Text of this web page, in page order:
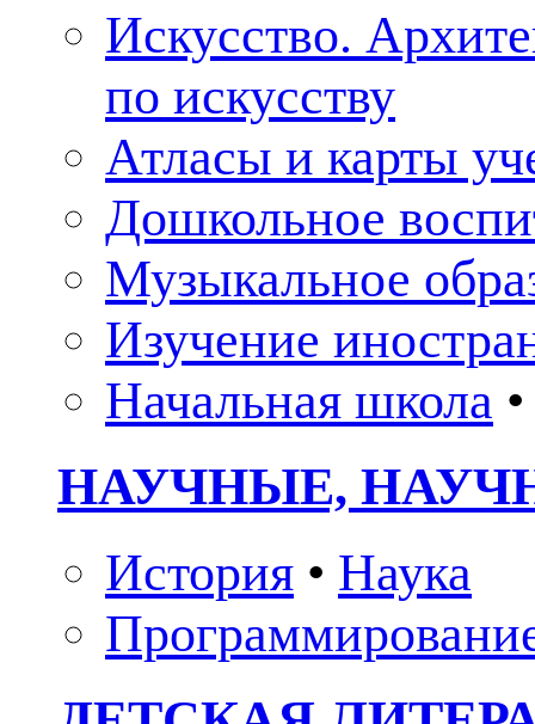
Искусство.
по искусству
Атласы и карты
Дошкольное
Музыкальное
Изучение
Начальная школа •
НАУЧНЫЕ,
История • Наука